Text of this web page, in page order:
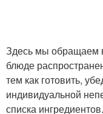
Здесь мы обращаем
блюде
тем как готовить,
индивидуальной
списка ингредиентов.